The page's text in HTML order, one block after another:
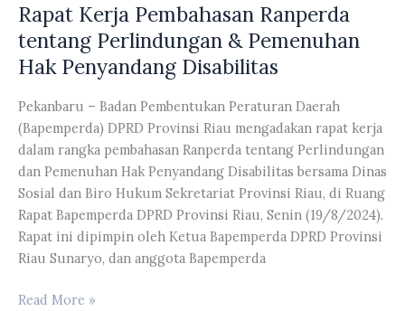
Rapat
Koordinasi
Sektoral
Operasi
Mantap
Praja
Lancang
Kuning
2024
Rapat Kerja Pembahasan Ranperda
tentang Perlindungan & Pemenuhan
Hak Penyandang Disabilitas
Pekanbaru – Badan Pembentukan Peraturan Daerah
(Bapemperda) DPRD Provinsi Riau mengadakan rapat kerja
dalam rangka pembahasan Ranperda tentang Perlindungan
dan Pemenuhan Hak Penyandang Disabilitas bersama Dinas
Sosial dan Biro Hukum Sekretariat Provinsi Riau, di Ruang
Rapat Bapemperda DPRD Provinsi Riau, Senin (19/8/2024).
Rapat ini dipimpin oleh Ketua Bapemperda DPRD Provinsi
Riau Sunaryo, dan anggota Bapemperda
Rapat
Read More »